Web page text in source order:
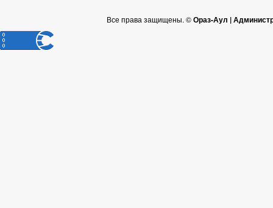
Все права защищены. ©Ораз-Аул |